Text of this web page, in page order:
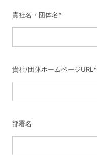
貴社名・団体名*
貴社/団体ホームページURL*
部署名